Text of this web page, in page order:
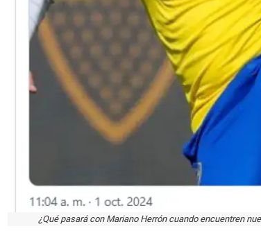
¿Qué pasará con Mariano Herrón cuando encuentren